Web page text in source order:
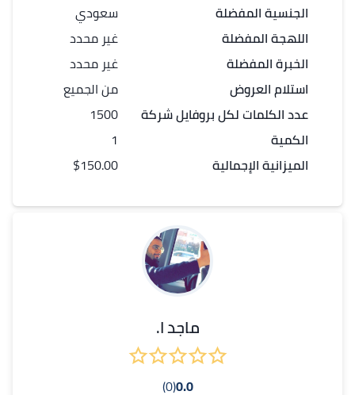
الجنسية المفضلة
اللهجة المفضلة
الخبرة المفضلة
استلام العروض
عدد الكلمات لكلبروفايل شركة
الكمية
الميزانية الإجمالية
سعودي
غير محدد
غير محدد
من الجميع
1500
1
$150.00
ماجد ا.
0.0
(0)